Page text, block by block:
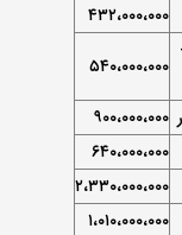
۴۳۲،۰۰۰،۰۰۰
۵۴۰،۰۰۰،۰۰۰
۹۰۰،۰۰۰،۰۰۰
۶۴۰،۰۰۰،۰۰۰
۲،۳۳۰،۰۰۰،۰۰۰
۱،۰۱۰،۰۰۰،۰۰۰